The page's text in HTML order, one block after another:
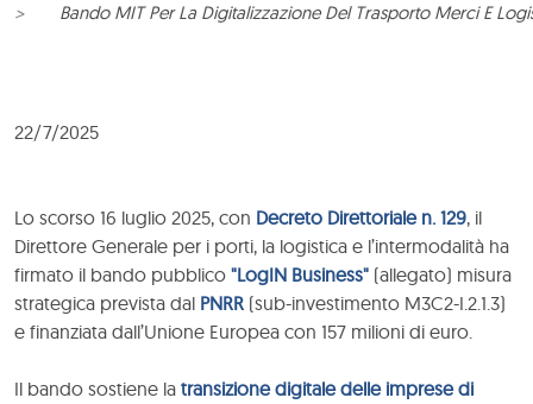
Bando MIT Per La Digitalizzazione Del Trasporto Merci E
22/7/2025
Lo scorso 16 luglio 2025, con Decreto Direttoriale n. 129, il
Direttore Generale per i porti, la logistica e l’intermodalità ha
firmato il bando pubblico "LogIN Business" (allegato) misura
strategica prevista dal PNRR (sub-investimento M3C2-I.2.1.3)
e finanziata dall’Unione Europea con 157 milioni di euro.
Il bando sostiene la transizione digitale delle imprese di